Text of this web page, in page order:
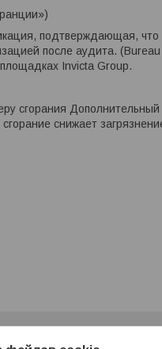
подтверждающая,
после аудита.
Invicta Group.
сгорания
снижает